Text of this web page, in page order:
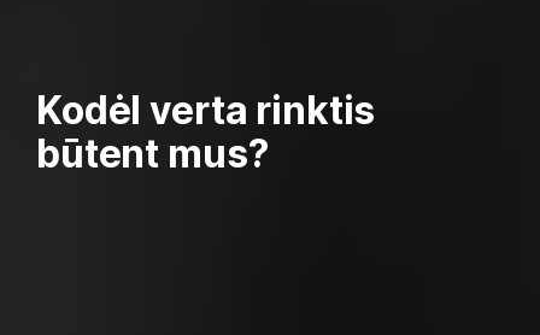
Kodėl verta rinktis
būtent mus?